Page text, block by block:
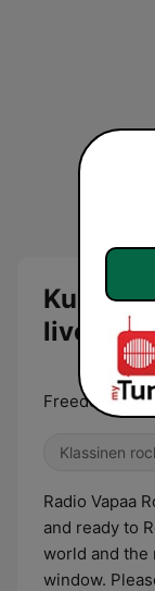
livenä
Freedom of
Klassinen
Radio Vapaa
and ready to
world and the
window.